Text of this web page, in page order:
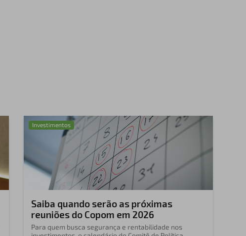
Investimentos
Saiba quando serão as próximas
reuniões do Copom em 2026
Para quem busca segurança e rentabilidade nos